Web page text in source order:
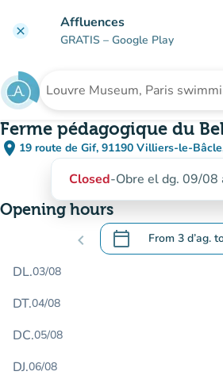
clear Affluences
GRATIS – Google Play
Search for an institution
Ferme pédagogique du
place 19 route de Gif, 91190 Villiers-le-
(open in Google
(new tab)
Closed-Obre el dg. 09/08
Opening hours
chevron_left calendar_today From 3 d’ag.
.Open the
DL.03/08
DT.04/08
DC.05/08
DJ.06/08